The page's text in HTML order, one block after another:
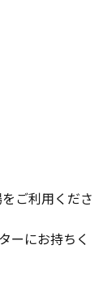
ご利用くださ
ーにお持ちく